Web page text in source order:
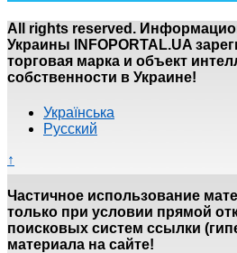
All rights reserved.
Украины INFOPORTAL.UA
торговая марка и объект
собственности в Украине!
Українська
Русский
↑
Частичное использование
только при условии прямой
поисковых систем ссылки
материала на сайте!